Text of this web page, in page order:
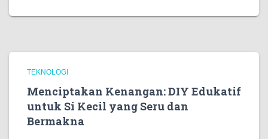
TEKNOLOGI
Menciptakan Kenangan: DIY Edukatif
untuk Si Kecil yang Seru dan
Bermakna